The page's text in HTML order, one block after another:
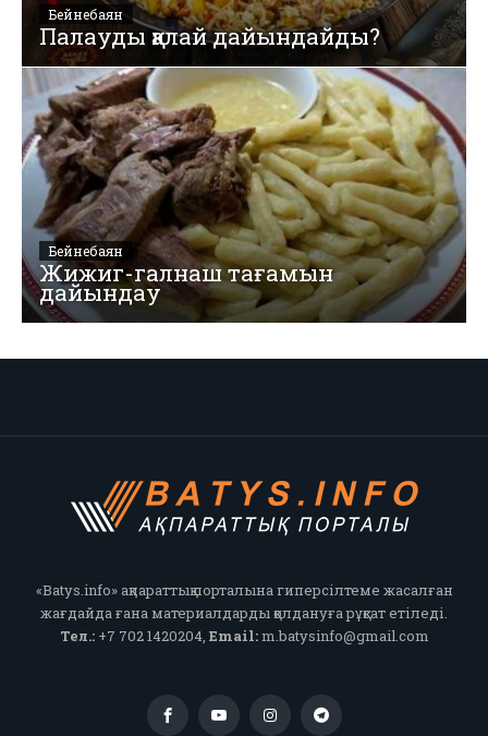
Бейнебаян
Палауды қалай дайындайды?
Бейнебаян
Жижиг-галнаш тағамын
дайындау
«Batys.info» ақпараттық порталына гиперсілтеме жасалған
жағдайда ғана материалдарды қолдануға рұқсат етіледі.
Тел.:+7 702 1420204, Email:m.batysinfo@gmail.com